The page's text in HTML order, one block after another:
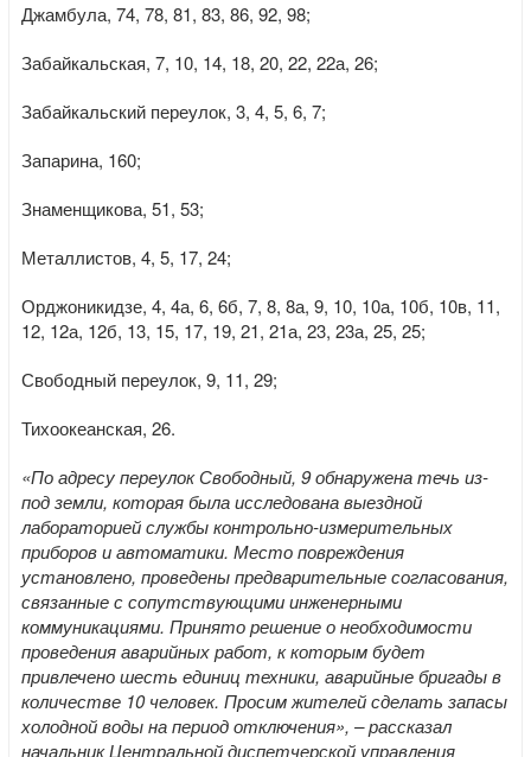
Джамбула, 74, 78, 81, 83, 86, 92, 98;
Забайкальская, 7, 10, 14, 18, 20, 22, 22а, 26;
Забайкальский переулок, 3, 4, 5, 6, 7;
Запарина, 160;
Знаменщикова, 51, 53;
Металлистов, 4, 5, 17, 24;
Орджоникидзе, 4, 4а, 6, 6б, 7, 8, 8а, 9, 10, 10а, 10б, 10в, 11,
12, 12а, 12б, 13, 15, 17, 19, 21, 21а, 23, 23а, 25, 25;
Свободный переулок, 9, 11, 29;
Тихоокеанская, 26.
«По адресу переулок Свободный, 9 обнаружена течь из-
под земли, которая была исследована выездной
лабораторией службы контрольно-измерительных
приборов и автоматики. Место повреждения
установлено, проведены предварительные согласования,
связанные с сопутствующими инженерными
коммуникациями. Принято решение о необходимости
проведения аварийных работ, к которым будет
привлечено шесть единиц техники, аварийные бригады в
количестве 10 человек. Просим жителей сделать запасы
холодной воды на период отключения», – рассказал
начальник Центральной диспетчерской управления